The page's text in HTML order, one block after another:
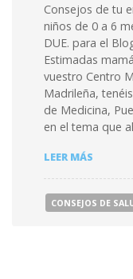
Consejos de tu
niños de 0 a 6
DUE. para el
Estimadas
vuestro Centro
Madrileña,
de Medicina,
en el tema que
LEER MÁS
DE
NIÑOS
DE
CONSEJOS DE